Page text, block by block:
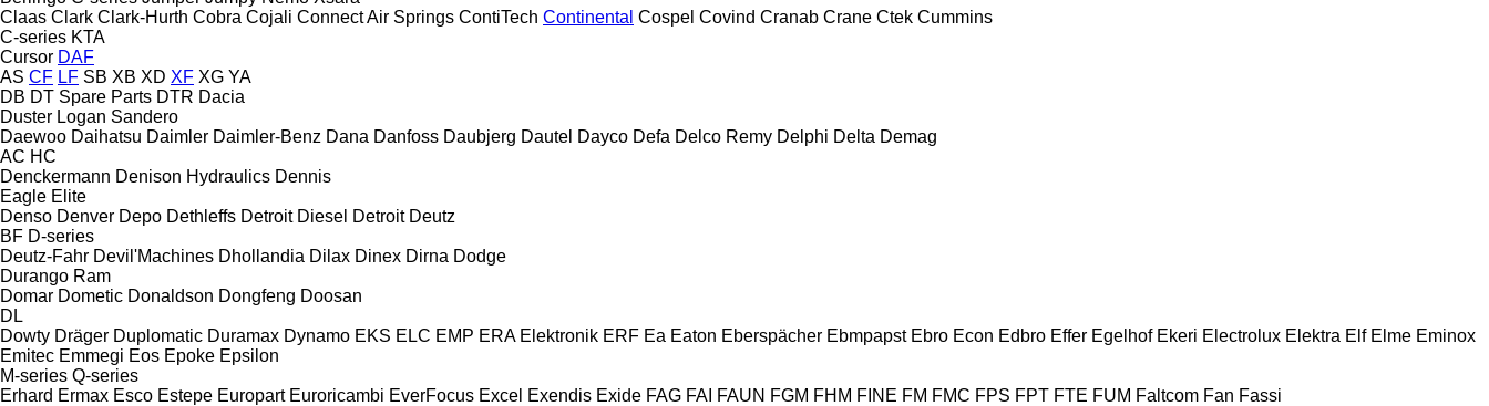
Claas Clark Clark-Hurth Cobra Cojali Connect Air Springs ContiTech Continental Cospel Covind Cranab Crane Ctek Cummins
C-series KTA
Cursor DAF
AS CF LF SB XB XD XF XG YA
DB DT Spare Parts DTR Dacia
Duster Logan Sandero
Daewoo Daihatsu Daimler Daimler-Benz Dana Danfoss Daubjerg Dautel Dayco Defa Delco Remy Delphi Delta Demag
AC HC
Denckermann Denison Hydraulics Dennis
Eagle Elite
Denso Denver Depo Dethleffs Detroit Diesel Detroit Deutz
BF D-series
Deutz-Fahr Devil'Machines Dhollandia Dilax Dinex Dirna Dodge
Durango Ram
Domar Dometic Donaldson Dongfeng Doosan
DL
Dowty Dräger Duplomatic Duramax Dynamo EKS ELC EMP ERA Elektronik ERF Ea Eaton Eberspächer Ebmpapst Ebro Econ Edbro Effer Egelhof Ekeri Electrolux Elektra Elf Elme Eminox
Emitec Emmegi Eos Epoke Epsilon
M-series Q-series
Erhard Ermax Esco Estepe Europart Euroricambi EverFocus Excel Exendis Exide FAG FAI FAUN FGM FHM FINE FM FMC FPS FPT FTE FUM Faltcom Fan Fassi